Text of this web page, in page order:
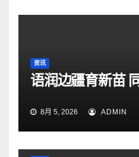
资讯
语润边疆育新苗
8月 5, 2026 ADMIN